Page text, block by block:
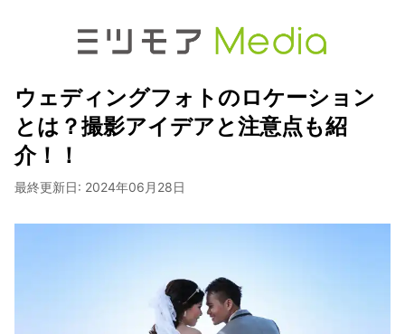
ウェディングフォトのロケーション
とは？撮影アイデアと注意点も紹
介！！
最終更新日: 2024年06月28日